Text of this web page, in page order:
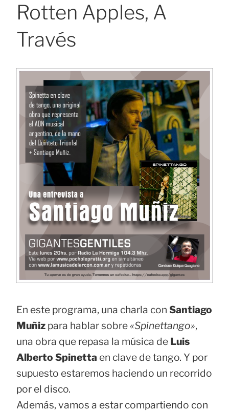
Rotten Apples, A
Través
En este programa, una charla con Santiago
Muñiz para hablar sobre «Spinettango»,
una obra que repasa la música de Luis
Alberto Spinetta en clave de tango. Y por
supuesto estaremos haciendo un recorrido
por el disco.
Además, vamos a estar compartiendo con